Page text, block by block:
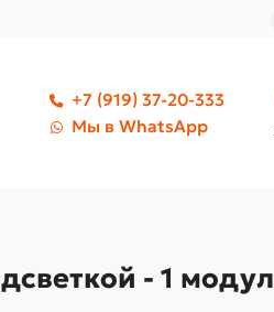
+7 (919) 37-20-333
Мы в WhatsApp
- 1